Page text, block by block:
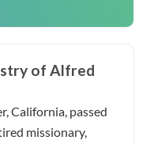
of Alfred
California, passed
missionary,